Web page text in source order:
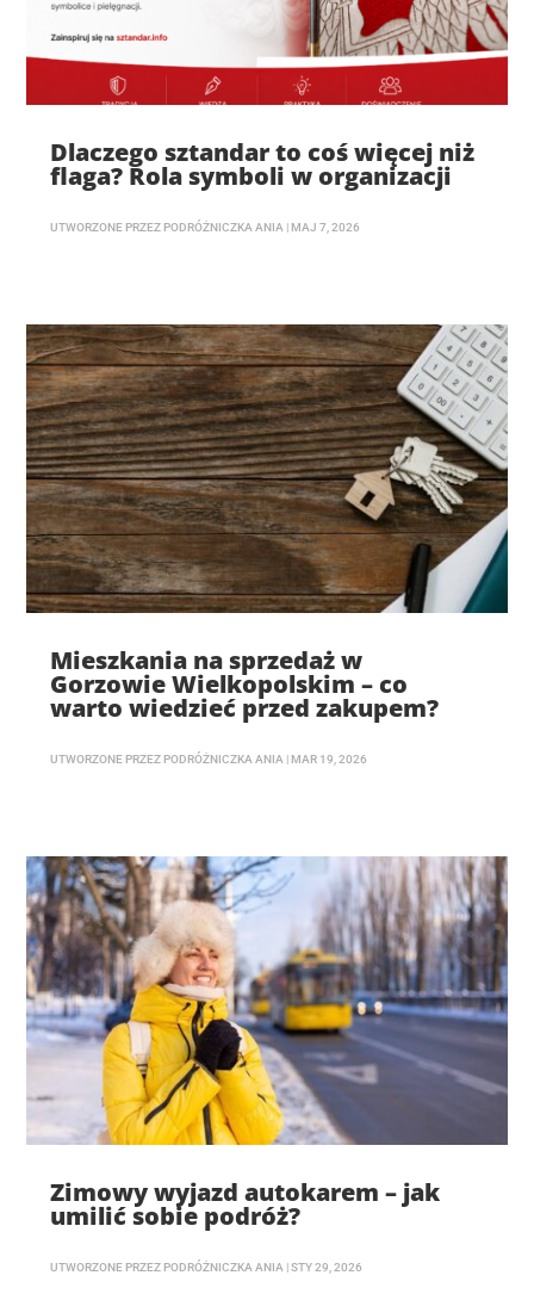
Dlaczego sztandar to coś więcej niż
flaga? Rola symboli w organizacji
UTWORZONE PRZEZ PODRÓŻNICZKA ANIA | MAJ 7, 2026
Mieszkania na sprzedaż w
Gorzowie Wielkopolskim – co
warto wiedzieć przed zakupem?
UTWORZONE PRZEZ PODRÓŻNICZKA ANIA | MAR 19, 2026
Zimowy wyjazd autokarem – jak
umilić sobie podróż?
UTWORZONE PRZEZ PODRÓŻNICZKA ANIA |STY 29, 2026